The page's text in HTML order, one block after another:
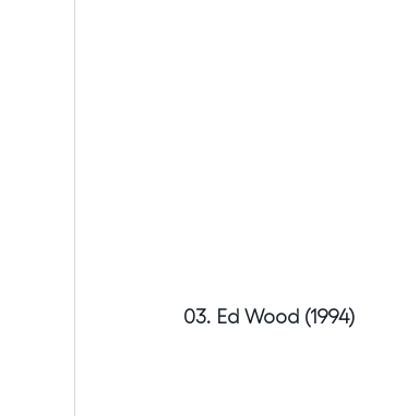
03. Ed Wood (1994)